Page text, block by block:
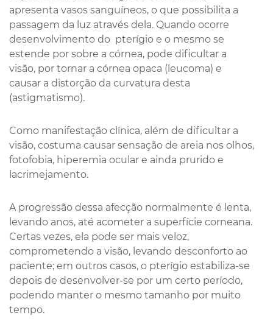
apresenta vasos sanguíneos, o que possibilita a
passagem da luz através dela. Quando ocorre
desenvolvimento do pterígio e o mesmo se
estende por sobre a córnea, pode dificultar a
visão, por tornar a córnea opaca (leucoma) e
causar a distorção da curvatura desta
(astigmatismo).
Como manifestação clínica, além de dificultar a
visão, costuma causar sensação de areia nos olhos,
fotofobia, hiperemia ocular e ainda prurido e
lacrimejamento.
A progressão dessa afecção normalmente é lenta,
levando anos, até acometer a superfície corneana.
Certas vezes, ela pode ser mais veloz,
comprometendo a visão, levando desconforto ao
paciente; em outros casos, o pterígio estabiliza-se
depois de desenvolver-se por um certo período,
podendo manter o mesmo tamanho por muito
tempo.